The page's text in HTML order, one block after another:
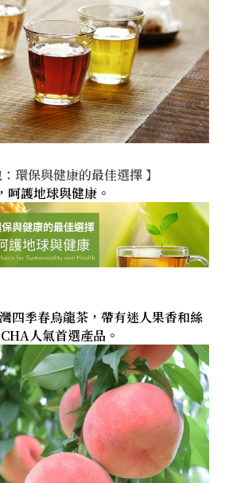
環保與健康的最佳選擇 】
呵護地球與健康。
四季春烏龍茶，帶有迷人果香和絲
人氣首選產品。